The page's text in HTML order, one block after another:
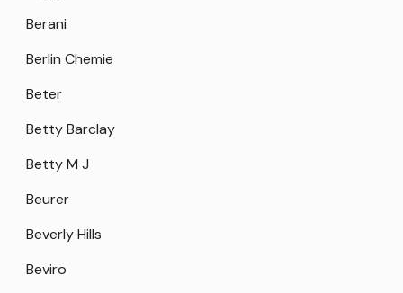
Berani
Berlin Chemie
Beter
Betty Barclay
Betty M J
Beurer
Beverly Hills
Beviro